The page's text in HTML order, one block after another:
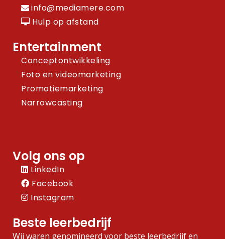
info@mediamere.com
Hulp op afstand
Entertainment
Conceptontwikkeling
Foto en videomarketing
Promotiemarketing
Narrowcasting
Volg ons op
LinkedIn
Facebook
Instagram
Beste leerbedrijf
Wij waren genomineerd voor beste leerbedrijf en